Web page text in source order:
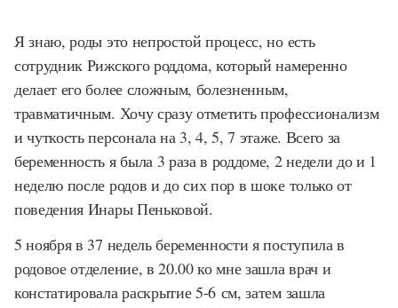
Я знаю, роды это непростой процесс, но есть
сотрудник Рижского роддома, который намеренно
делает его более сложным, болезненным,
травматичным. Хочу сразу отметить профессионализм
и чуткость персонала на 3, 4, 5, 7 этаже. Всего за
беременность я была 3 раза в роддоме, 2 недели до и 1
неделю после родов и до сих пор в шоке только от
поведения Инары Пеньковой.
5 ноября в 37 недель беременности я поступила в
родовое отделение, в 20.00 ко мне зашла врач и
констатировала раскрытие 5-6 см, затем зашла